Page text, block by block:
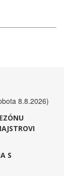
8.8.2026)
S